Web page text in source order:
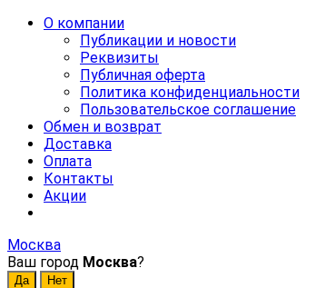
О компании
Публикации и новости
Реквизиты
Публичная оферта
Политика конфиденциальности
Пользовательское соглашение
Обмен и возврат
Доставка
Оплата
Контакты
Акции
Москва
Ваш город Москва?